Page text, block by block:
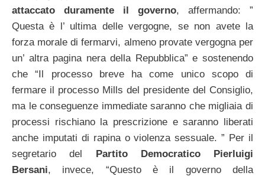
attaccato duramente il governo, affermando: ”
Questa è l’ ultima delle vergogne, se non avete la
forza morale di fermarvi, almeno provate vergogna per
un’ altra pagina nera della Repubblica” e sostenendo
che “Il processo breve ha come unico scopo di
fermare il processo Mills del presidente del Consiglio,
ma le conseguenze immediate saranno che migliaia di
processi rischiano la prescrizione e saranno liberati
anche imputati di rapina o violenza sessuale. ” Per il
segretario del Partito Democratico
Pierluigi
Bersani, invece, “Questo è il governo della